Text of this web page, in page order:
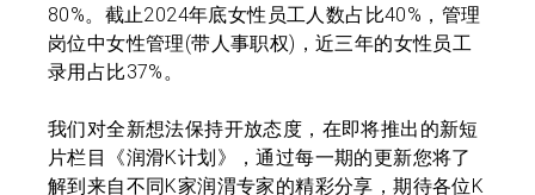
80%。截止2024年底女性员工人数占比40%，管理
岗位中女性管理(带人事职权)，近三年的女性员工
录用占比37%。
我们对全新想法保持开放态度，在即将推出的新短
片栏目《润滑K计划》，通过每一期的更新您将了
解到来自不同K家润渭专家的精彩分享，期待各位K